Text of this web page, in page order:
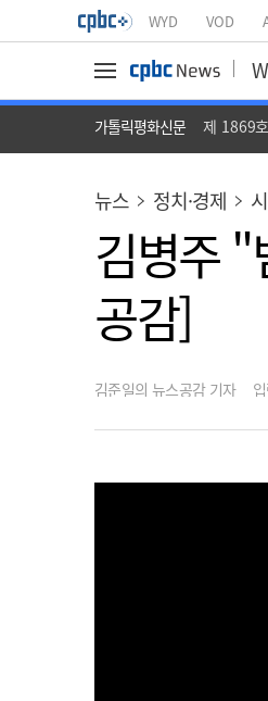
WYD VOD
가톨릭평화신문 제 1869
뉴스 정치·경제
김병주 "
공감]
김준일의 뉴스공감 기자